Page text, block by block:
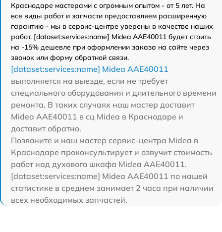
Краснодаре мастерами с огромным опытом - от 5 лет. На
все виды работ и запчасти предоставляем расширенную
гарантию - мы в сервис-центре уверены в качестве наших
работ. [dataset:services:name] Midea AAE40011 будет стоить
на -15% дешевле при оформлении заказа на сайте через
звонок или форму обратной связи.
[dataset:services:name] Midea AAE40011
выполняется на выезде, если не требует
специального оборудования и длительного времени
ремонта. В таких случаях наш мастер доставит
Midea AAE40011 в сц Midea в Краснодаре и
доставит обратно.
Позвоните и наш мастер сервис-центра Midea в
Краснодаре проконсультирует и озвучит стоимость
работ над духового шкафа Midea AAE40011.
[dataset:services:name] Midea AAE40011 по нашей
статистике в среднем занимает 2 часа при наличии
всех необходимых запчастей.